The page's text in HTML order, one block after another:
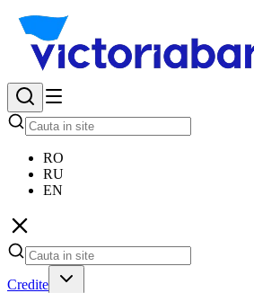
RO
RU
EN
Credite